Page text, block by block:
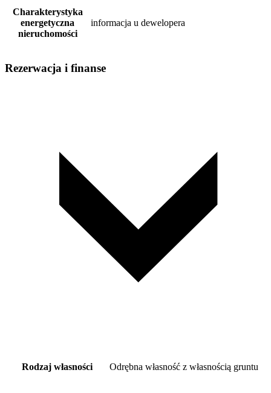
Charakterystyka
energetyczna
nieruchomości
informacja u dewelopera
Rezerwacja i finanse
Rodzaj własności Odrębna własność z własnością gruntu